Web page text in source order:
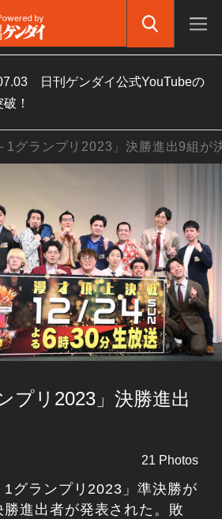
日刊ゲンダイ公式YouTubeの
！
1グランプリ2023」決勝進出9組が
プリ2023」決勝進出
21 Photos
グランプリ2023」準決勝が
進出者が発表された。敗